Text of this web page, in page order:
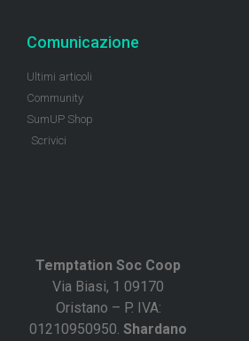
Comunicazione
Ultimi articoli
Community
SumUP Shop
Scrivici
Temptation Soc Coop
Via Biasi, 1 09170
Oristano – P. IVA:
01210950950. Shardano